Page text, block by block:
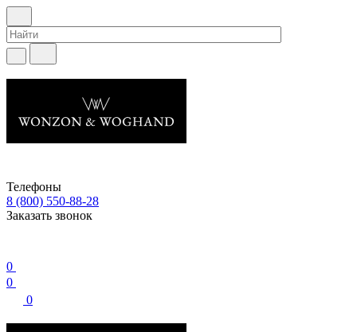
Телефоны
8 (800) 550-88-28
Заказать звонок
0
0
0